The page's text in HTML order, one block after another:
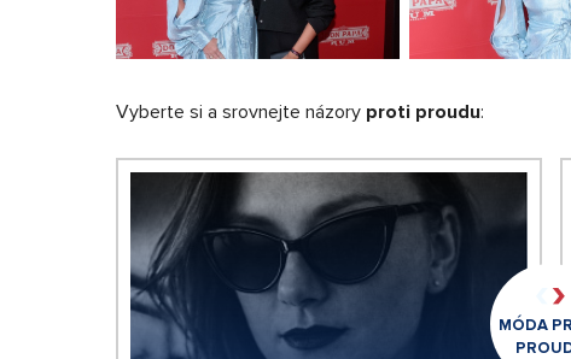
Vyberte si a srovnejte názory proti proudu:
MÓDA